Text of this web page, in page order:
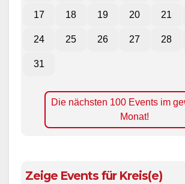
17 18 19 20 21
24 25 26 27 28
31
Die nächsten 100 Events im
Monat!
Zeige Events für Kreis(e)